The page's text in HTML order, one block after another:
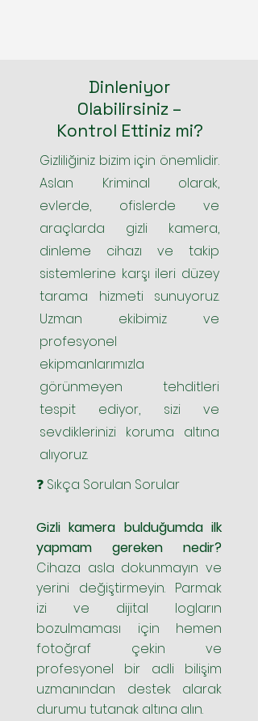
Dinleniyor
Olabilirsiniz –
Kontrol Ettiniz mi?
Gizliliğiniz bizim için önemlidir.
Aslan Kriminal olarak,
evlerde, ofislerde ve
araçlarda gizli kamera,
dinleme cihazı ve takip
sistemlerine karşı ileri düzey
tarama hizmeti sunuyoruz.
Uzman ekibimiz ve
profesyonel
ekipmanlarımızla
görünmeyen tehditleri
tespit ediyor, sizi ve
sevdiklerinizi koruma altına
alıyoruz.
❓ Sıkça Sorulan Sorular
Gizli kamera bulduğumda ilk
yapmam gereken nedir?
Cihaza asla dokunmayın ve
yerini değiştirmeyin. Parmak
izi ve dijital logların
bozulmaması için hemen
fotoğraf çekin ve
profesyonel bir adli bilişim
uzmanından destek alarak
durumu tutanak altına alın.